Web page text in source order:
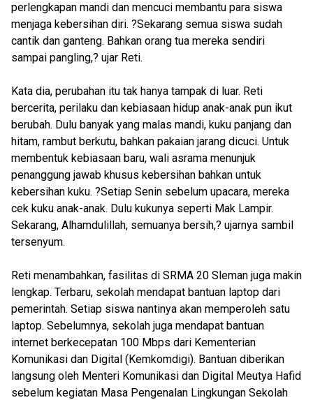
perlengkapan mandi dan mencuci membantu para siswa
menjaga kebersihan diri. ?Sekarang semua siswa sudah
cantik dan ganteng. Bahkan orang tua mereka sendiri
sampai pangling,? ujar Reti.
Kata dia, perubahan itu tak hanya tampak di luar. Reti
bercerita, perilaku dan kebiasaan hidup anak-anak pun ikut
berubah. Dulu banyak yang malas mandi, kuku panjang dan
hitam, rambut berkutu, bahkan pakaian jarang dicuci. Untuk
membentuk kebiasaan baru, wali asrama menunjuk
penanggung jawab khusus kebersihan bahkan untuk
kebersihan kuku. ?Setiap Senin sebelum upacara, mereka
cek kuku anak-anak. Dulu kukunya seperti Mak Lampir.
Sekarang, Alhamdulillah, semuanya bersih,? ujarnya sambil
tersenyum.
Reti menambahkan, fasilitas di SRMA 20 Sleman juga makin
lengkap. Terbaru, sekolah mendapat bantuan laptop dari
pemerintah. Setiap siswa nantinya akan memperoleh satu
laptop. Sebelumnya, sekolah juga mendapat bantuan
internet berkecepatan 100 Mbps dari Kementerian
Komunikasi dan Digital (Kemkomdigi). Bantuan diberikan
langsung oleh Menteri Komunikasi dan Digital Meutya Hafid
sebelum kegiatan Masa Pengenalan Lingkungan Sekolah